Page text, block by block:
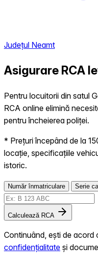
Județul Neamt
Asigurare RCA
Pentru locuitorii din satul
RCA online elimină
pentru încheierea poliței.
* Prețuri începând de la
locație, specificațiile
istoric.
Număr înmatriculare Serie
Calculează RCA
Continuând, ești de acord
confidențialitate și